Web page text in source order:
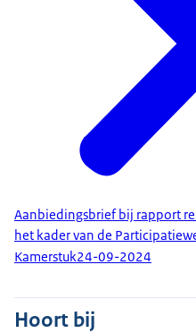
Aanbiedingsbrief bij rapport
het kader van de
Kamerstuk24-09-2024
Hoort bij